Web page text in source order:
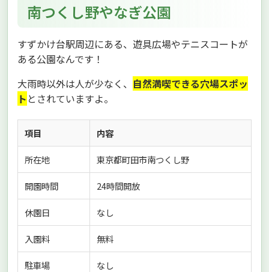
南つくし野やなぎ公園
すずかけ台駅周辺にある、遊具広場やテニスコートが
ある公園なんです！
大雨時以外は人が少なく、 自然満喫できる穴場スポッ
ト とされていますよ。
項目 内容
所在地 東京都町田市南つくし野
開園時間 24時間開放
休園日 なし
入園料 無料
駐車場 なし